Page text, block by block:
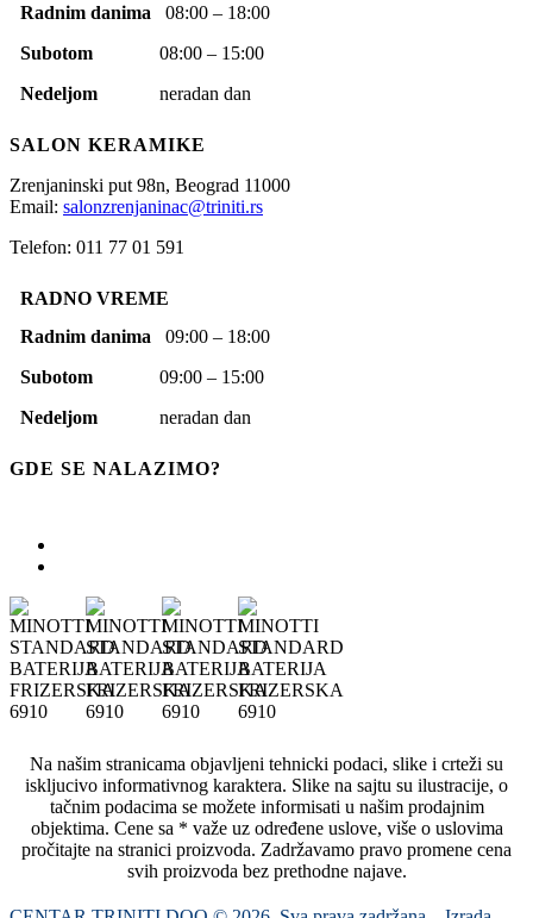
Radnim danima 08:00 – 18:00
Subotom 08:00 – 15:00
Nedeljom neradan dan
SALON KERAMIKE
Zrenjaninski put 98n, Beograd 11000
Email: salonzrenjaninac@triniti.rs
Telefon: 011 77 01 591
RADNO VREME
Radnim danima 09:00 – 18:00
Subotom 09:00 – 15:00
Nedeljom neradan dan
GDE SE NALAZIMO?
Na našim stranicama objavljeni tehnicki podaci, slike i crteži su
iskljucivo informativnog karaktera. Slike na sajtu su ilustracije, o
tačnim podacima se možete informisati u našim prodajnim
objektima. Cene sa * važe uz određene uslove, više o uslovima
pročitajte na stranici proizvoda. Zadržavamo pravo promene cena
svih proizvoda bez prethodne najave.